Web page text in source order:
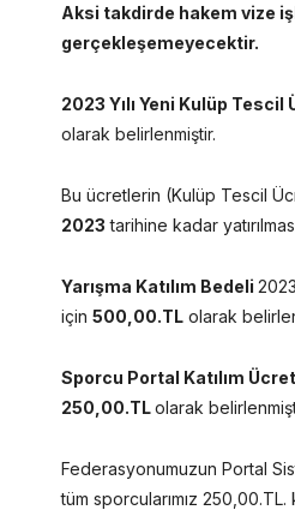
Aksi takdirde hakem vize
gerçekleşemeyecektir.
2023 Yılı Yeni Kulüp Tescil
olarak belirlenmiştir.
Bu ücretlerin (Kulüp Tescil
2023 tarihine kadar
Yarışma Katılım Bedeli 2023
için 500,00.TLolarak
Sporcu Portal Katılım
250,00.TLolarak
Federasyonumuzun Portal
tüm sporcularımız 250,00.TL.